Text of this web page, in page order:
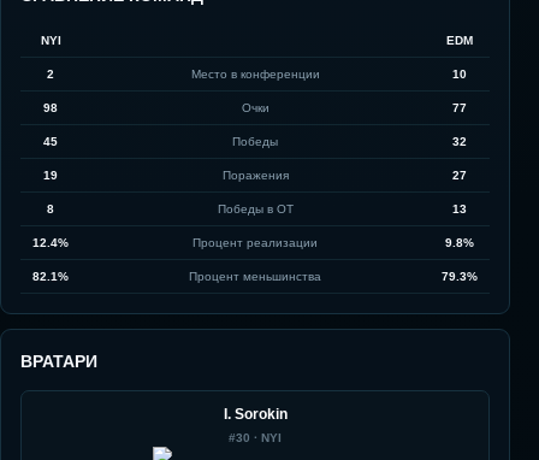
NYI EDM
2 Место в конференции 10
98 Очки 77
45 Победы 32
19 Поражения 27
8 Победы в ОТ 13
12.4% Процент реализации 9.8%
82.1% Процент меньшинства 79.3%
ВРАТАРИ
I. Sorokin
#30 · NYI